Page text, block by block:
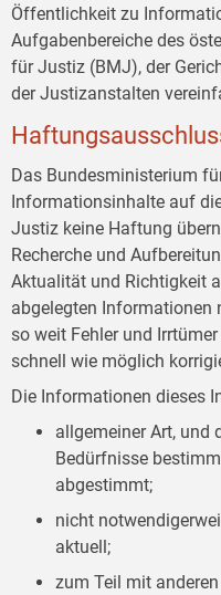
Öffentlichkeit zu
Aufgabenbereiche des
für Justiz (BMJ), der
der Justizanstalten
Das Bundesministerium
Informationsinhalte auf
Justiz keine Haftung
Recherche und
Aktualität und Richtigkeit
abgelegten Informationen
so weit Fehler und
schnell wie möglich
Die Informationen dieses
allgemeiner Art, und
Bedürfnisse
abgestimmt;
nicht
aktuell;
zum Teil mit